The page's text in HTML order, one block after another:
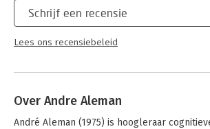
Schrijf een recensie
Lees ons recensiebeleid
Over Andre Aleman
André Aleman (1975) is hoogleraar